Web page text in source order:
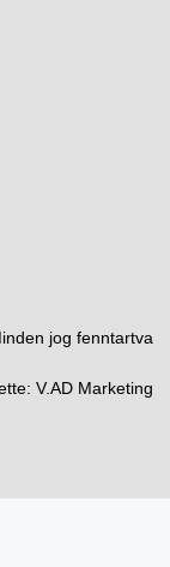
jog fenntartva​
V.AD Marketing